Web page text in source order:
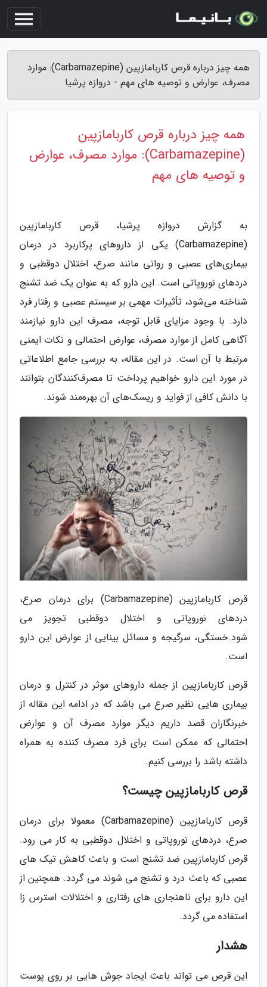
همه چیز درباره قرص کاربامازپین (Carbamazepine): موارد
مصرف، عوارض و توصیه های مهم - دروازه پرشیا
همه چیز درباره قرص کاربامازپین
(Carbamazepine): موارد مصرف، عوارض
و توصیه های مهم
به گزارش دروازه پرشیا، قرص کاربامازپین
(Carbamazepine) یکی از داروهای پرکاربرد در درمان
بیماری‌های عصبی و روانی مانند صرع، اختلال دوقطبی و
دردهای نوروپاتی است. این دارو که به عنوان یک ضد تشنج
شناخته می‌شود، تأثیرات مهمی بر سیستم عصبی و رفتار فرد
دارد. با وجود مزایای قابل توجه، مصرف این دارو نیازمند
آگاهی کامل از موارد مصرف، عوارض احتمالی و نکات ایمنی
مرتبط با آن است. در این مقاله، به بررسی جامع اطلاعاتی
در مورد این دارو خواهیم پرداخت تا مصرف‌کنندگان بتوانند
با دانش کافی از فواید و ریسک‌های آن بهره‌مند شوند.
قرص کاربامازپین (Carbamazepine) برای درمان صرع،
دردهای نوروپاتی و اختلال دوقطبی تجویز می
شود.خستگی، سرگیجه و مسائل بینایی از عوارض این دارو
است.
قرص کاربامازپین از جمله داروهای موثر در کنترل و درمان
بیماری هایی نظیر صرع می باشد که در ادامه این مقاله از
خبرنگاران قصد داریم دیگر موارد مصرف آن و عوارض
احتمالی که ممکن است برای فرد مصرف کننده به همراه
داشته باشد را بررسی کنیم.
قرص کاربامازپین چیست؟
قرص کاربامازپین (Carbamazepine) معمولا برای درمان
صرع، دردهای نوروپاتی و اختلال دوقطبی به کار می رود.
قرص کاربامازپین ضد تشنج است و باعث کاهش تیک های
عصبی که باعث درد و تشنج می شوند می گردد. همچنین از
این دارو برای ناهنجاری های رفتاری و اختلالات استرس زا
استفاده می گردد.
هشدار
این قرص می تواند باعث ایجاد جوش هایی بر روی پوست